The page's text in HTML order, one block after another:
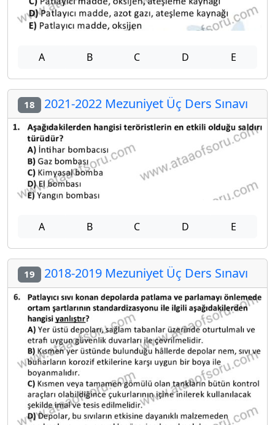
A B C D E
18 2021-2022 Mezuniyet Üç Ders Sınavı
A B C D E
19 2018-2019 Mezuniyet Üç Ders Sınavı